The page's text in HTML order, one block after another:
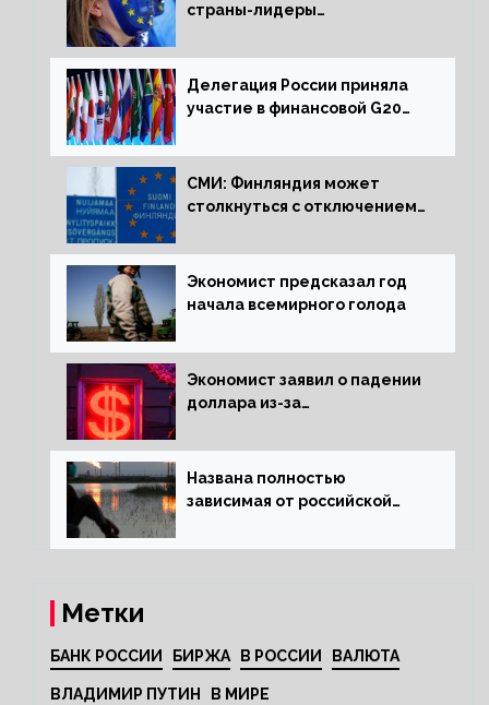
страны-лидеры
активов
Делегация России приняла
участие в финансовой G20
СМИ: Финляндия может
столкнуться с отключением
Экономист предсказал год
начала всемирного голода
Экономист заявил о падении
доллара из-за
Названа полностью
зависимая от российской
Метки
БАНК РОССИИ БИРЖА В РОССИИ ВАЛЮТА
ВЛАДИМИР ПУТИН В МИРЕ